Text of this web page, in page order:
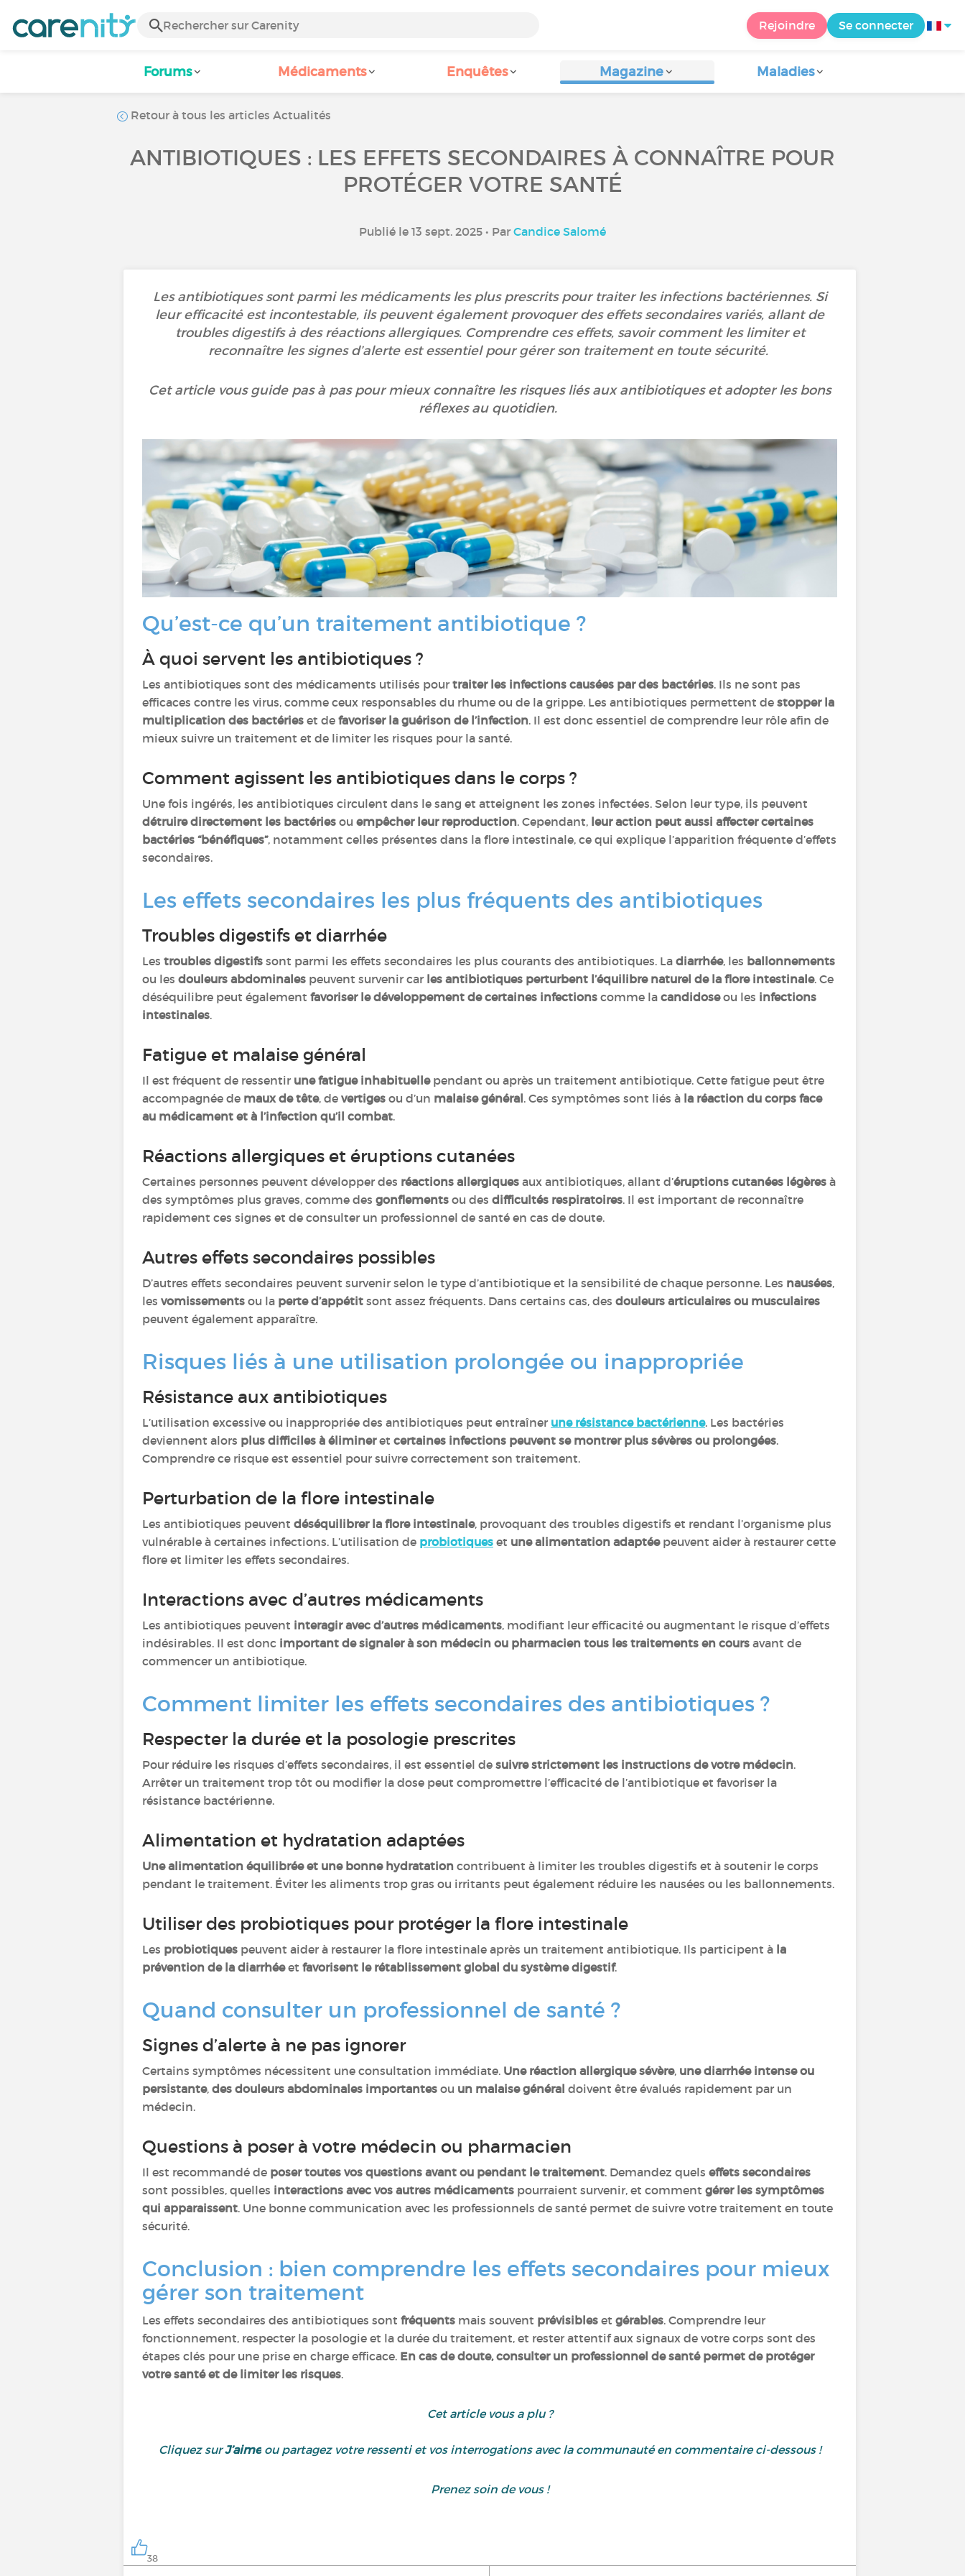
Rejoindre Se connecter
Forums Médicaments Enquêtes Magazine Maladies
Retour à tous les articles Actualités
ANTIBIOTIQUES : LES EFFETS SECONDAIRES À CONNAÎTRE POUR
PROTÉGER VOTRE SANTÉ
Publié le 13 sept. 2025 • Par Candice Salomé
Les antibiotiques sont parmi les médicaments les plus prescrits pour traiter les infections bactériennes. Si
leur efficacité est incontestable, ils peuvent également provoquer des effets secondaires variés, allant de
troubles digestifs à des réactions allergiques. Comprendre ces effets, savoir comment les limiter et
reconnaître les signes d’alerte est essentiel pour gérer son traitement en toute sécurité.
Cet article vous guide pas à pas pour mieux connaître les risques liés aux antibiotiques et adopter les bons
réflexes au quotidien.
Qu’est-ce qu’un traitement antibiotique ?
À quoi servent les antibiotiques ?
Les antibiotiques sont des médicaments utilisés pour traiter les infections causées par des bactéries. Ils ne sont pas
efficaces contre les virus, comme ceux responsables du rhume ou de la grippe. Les antibiotiques permettent de stopper la
multiplication des bactéries et de favoriser la guérison de l’infection. Il est donc essentiel de comprendre leur rôle afin de
mieux suivre un traitement et de limiter les risques pour la santé.
Comment agissent les antibiotiques dans le corps ?
Une fois ingérés, les antibiotiques circulent dans le sang et atteignent les zones infectées. Selon leur type, ils peuvent
détruire directement les bactéries ou empêcher leur reproduction. Cependant, leur action peut aussi affecter certaines
bactéries “bénéfiques”, notamment celles présentes dans la flore intestinale, ce qui explique l’apparition fréquente d’effets
secondaires.
Les effets secondaires les plus fréquents des antibiotiques
Troubles digestifs et diarrhée
Les troubles digestifs sont parmi les effets secondaires les plus courants des antibiotiques. La diarrhée, les ballonnements
ou les douleurs abdominales peuvent survenir car les antibiotiques perturbent l’équilibre naturel de la flore intestinale. Ce
déséquilibre peut également favoriser le développement de certaines infections comme la candidoseou les infections
intestinales.
Fatigue et malaise général
Il est fréquent de ressentir une fatigue inhabituellependant ou après un traitement antibiotique. Cette fatigue peut être
accompagnée de maux de tête, de vertiges ou d’un malaise général. Ces symptômes sont liés à la réaction du corps face
au médicament et à l’infection qu’il combat.
Réactions allergiques et éruptions cutanées
Certaines personnes peuvent développer des réactions allergiques aux antibiotiques, allant d’éruptions cutanées légères à
des symptômes plus graves, comme des gonflements ou des difficultés respiratoires. Il est important de reconnaître
rapidement ces signes et de consulter un professionnel de santé en cas de doute.
Autres effets secondaires possibles
D’autres effets secondaires peuvent survenir selon le type d’antibiotique et la sensibilité de chaque personne. Les nausées,
les vomissements ou la perte d’appétit sont assez fréquents. Dans certains cas, des douleurs articulaires ou musculaires
peuvent également apparaître.
Risques liés à une utilisation prolongée ou inappropriée
Résistance aux antibiotiques
L’utilisation excessive ou inappropriée des antibiotiques peut entraîner une résistance bactérienne. Les bactéries
deviennent alors plus difficiles à élimineret certaines infections peuvent se montrer plus sévères ou prolongées.
Comprendre ce risque est essentiel pour suivre correctement son traitement.
Perturbation de la flore intestinale
Les antibiotiques peuvent déséquilibrer la flore intestinale, provoquant des troubles digestifs et rendant l’organisme plus
vulnérable à certaines infections. L’utilisation de probiotiques et une alimentation adaptéepeuvent aider à restaurer cette
flore et limiter les effets secondaires.
Interactions avec d’autres médicaments
Les antibiotiques peuvent interagir avec d’autres médicaments, modifiant leur efficacité ou augmentant le risque d’effets
indésirables. Il est donc important de signaler à son médecin ou pharmacien tous les traitements en cours avant de
commencer un antibiotique.
Comment limiter les effets secondaires des antibiotiques ?
Respecter la durée et la posologie prescrites
Pour réduire les risques d’effets secondaires, il est essentiel de suivre strictement les instructions de votre médecin.
Arrêter un traitement trop tôt ou modifier la dose peut compromettre l’efficacité de l’antibiotique et favoriser la
résistance bactérienne.
Alimentation et hydratation adaptées
Une alimentation équilibrée et une bonne hydratation contribuent à limiter les troubles digestifs et à soutenir le corps
pendant le traitement. Éviter les aliments trop gras ou irritants peut également réduire les nausées ou les ballonnements.
Utiliser des probiotiques pour protéger la flore intestinale
Les probiotiques peuvent aider à restaurer la flore intestinale après un traitement antibiotique. Ils participent à la
prévention de la diarrhéeet favorisent le rétablissement global du système digestif.
Quand consulter un professionnel de santé ?
Signes d’alerte à ne pas ignorer
Certains symptômes nécessitent une consultation immédiate. Une réaction allergique sévère, une diarrhée intense ou
persistante, des douleurs abdominales importantes ou un malaise général doivent être évalués rapidement par un
médecin.
Questions à poser à votre médecin ou pharmacien
Il est recommandé de poser toutes vos questions avant ou pendant le traitement. Demandez quels effets secondaires
sont possibles, quelles interactions avec vos autres médicaments pourraient survenir, et comment gérer les symptômes
qui apparaissent. Une bonne communication avec les professionnels de santé permet de suivre votre traitement en toute
sécurité.
Conclusion : bien comprendre les effets secondaires pour mieux
gérer son traitement
Les effets secondaires des antibiotiques sont fréquents mais souvent prévisibles et gérables. Comprendre leur
fonctionnement, respecter la posologie et la durée du traitement, et rester attentif aux signaux de votre corps sont des
étapes clés pour une prise en charge efficace. En cas de doute, consulter un professionnel de santé permet de protéger
votre santé et de limiter les risques.
Cet article vous a plu ?
Cliquez surJ’aime ou partagez votre ressenti et vos interrogations avec la communauté en commentaire ci-dessous !
Prenez soin de vous !
38